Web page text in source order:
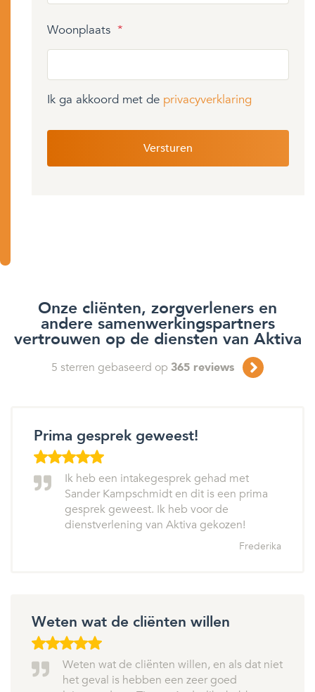
Woonplaats *
Ik ga akkoord met de privacyverklaring
Onze cliënten, zorgverleners en
andere samenwerkingspartners
vertrouwen op de diensten van Aktiva
5 sterren gebaseerd op 365 reviews
Prima gesprek geweest!
Ik heb een intakegesprek gehad met
Sander Kampschmidt en dit is een prima
gesprek geweest. Ik heb voor de
dienstverlening van Aktiva gekozen!
Frederika
Weten wat de cliënten willen
Weten wat de cliënten willen, en als dat niet
het geval is hebben een zeer goed